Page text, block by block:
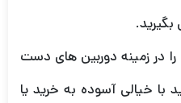
بگیرید.
را در زمینه دوربین های دست
با خیالی آسوده به خرید یا